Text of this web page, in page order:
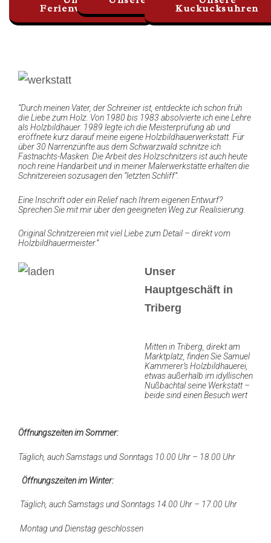
Ferienwohnung Kuckucksuhren
“Durch meinen Vater, der Schreiner ist, entdeckte ich schon früh
die Liebe zum Holz. Von 1980 bis 1983 absolvierte ich eine Lehre
als Holzbildhauer. 1989 legte ich die Meisterprüfung ab und
eröffnete kurz darauf meine eigene Holzbildhauerwerkstatt. Für
über 30 Narrenzünfte aus dem Schwarzwald schnitze ich
Fastnachts-Masken. Die Arbeit des Holzschnitzers ist auch heute
noch reine Handarbeit und in meiner Malerwerkstätte erhalten die
Schnitzereien sozusagen den “letzten Schliff”.
Eine Inschrift oder ein Relief nach Ihrem eigenen Entwurf?
Sprechen Sie mit mir über den geeigneten Weg zur Realisierung.
Original Schnitzereien mit viel Liebe zum Detail – direkt vom
Holzbildhauermeister.”
Unser
Hauptgeschäft in
Triberg
Mitten in Triberg, direkt am
Marktplatz, finden Sie Samuel
Kammerer’s Holzbildhauerei,
etwas außerhalb im idyllischen
Nußbachtal seine Werkstatt –
beide sind einen Besuch wert
Öffnungszeiten im Sommer:
Täglich, auch Samstags und Sonntags 10.00 Uhr – 18.00 Uhr
Öffnungszeiten im Winter:
Täglich, auch Samstags und Sonntags 14.00 Uhr – 17.00 Uhr
Montag und Dienstag geschlossen